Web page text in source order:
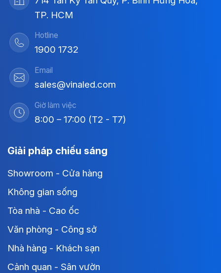
TP. HCM
Hotline
1900 1732
Email
sales@vinaled.com
Giờ làm việc
8:00 – 17:00 (T2 - T7)
Giải pháp chiếu sáng
Showroom - Cửa hàng
Không gian sống
Tòa nhà - Cao ốc
Văn phòng - Công sở
Nhà hàng - Khách sạn
Cảnh quan - Sân vườn